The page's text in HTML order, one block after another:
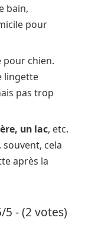
bain,
pour
pour chien.
lingette
pas trop
un lac, etc.
cela
après la
5 - (2 votes)